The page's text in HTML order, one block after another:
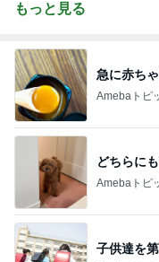
もっと見る
急に赤ち
Amebaトピ
どちらに
Amebaトピ
子供達を